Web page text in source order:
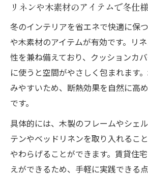
リネンや木素材のアイテムで冬仕
冬のインテリアを省エネで快適に保
や木素材のアイテムが有効です。リ
性を兼ね備えており、クッションカ
に使うと空間がやさしく包まれます
みやすいため、断熱効果を自然に高
です。
具体的には、木製のフレームやシェ
テンやベッドリネンを取り入れるこ
やわらげることができます。賃貸住
えができるため、手軽に実践できる